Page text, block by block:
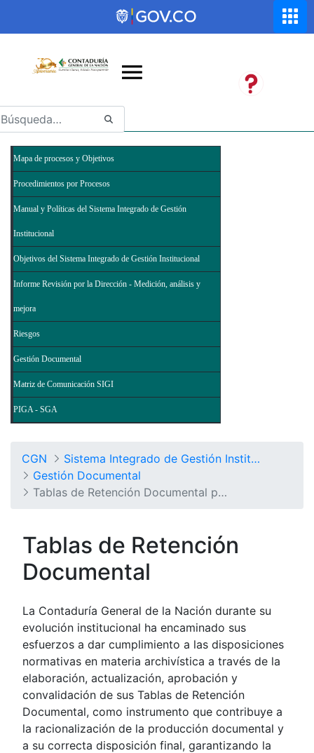
Saltar al contenido principal
Abrir menú de accesibilidad
Mapa de procesos y Objetivos
Procedimientos por Procesos
Manual y Políticas del Sistema Integrado de Gestión
Institucional
Objetivos del Sistema Integrado de Gestión Institucional
Informe Revisión por la Dirección - Medición, análisis y
mejora
Riesgos
Gestión Documental
Matriz de Comunicación SIGI
PIGA - SGA
CGN
Sistema Integrado de Gestión Institucional
Gestión Documental
Tablas de Retención Documental por Procesos
Tablas de Retención
Documental
La Contaduría General de la Nación durante su
evolución institucional ha encaminado sus
esfuerzos a dar cumplimiento a las disposiciones
normativas en materia archivística a través de la
elaboración, actualización, aprobación y
convalidación de sus Tablas de Retención
Documental, como instrumento que contribuye a
la racionalización de la producción documental y
a su correcta disposición final, garantizando la